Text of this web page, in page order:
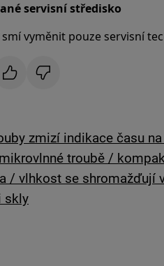
servisní středisko
vyměnit pouze servisní
zmizí indikace času
troubě /
/ vlhkost se shromažďují
skly